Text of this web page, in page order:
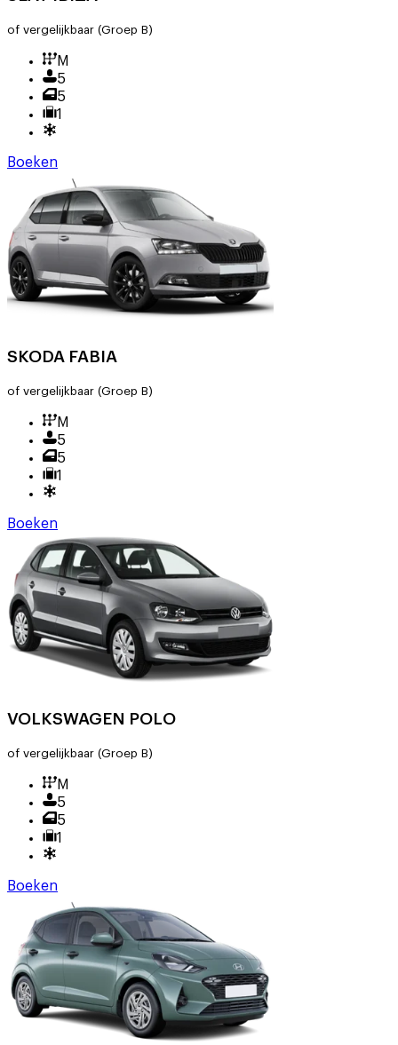
of vergelijkbaar (Groep B)
M
5
5
1
Boeken
SKODA FABIA
of vergelijkbaar (Groep B)
M
5
5
1
Boeken
VOLKSWAGEN POLO
of vergelijkbaar (Groep B)
M
5
5
1
Boeken